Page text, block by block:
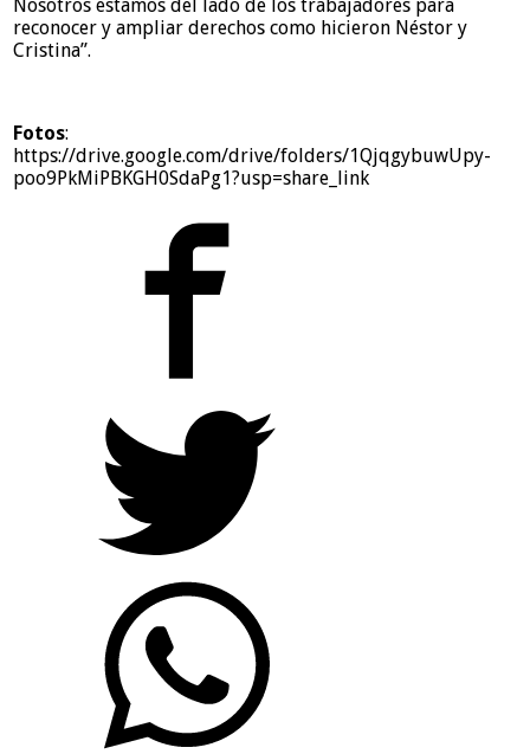
Nosotros estamos del lado de los trabajadores para
reconocer y ampliar derechos como hicieron Néstor y
Cristina”.
Fotos:
https://drive.google.com/drive/folders/1QjqgybuwUpy-
poo9PkMiPBKGH0SdaPg1?usp=share_link